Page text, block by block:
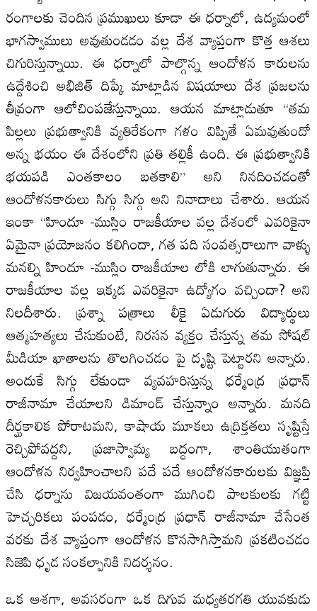
రంగాలకు చెందిన ప్రముఖులు కూడా ఈ ధర్నాలో, ఉద్యమంలో
భాగస్వాములు అవుతుండడం వల్ల దేశ వ్యాప్తంగా కొత్త ఆశలు
చిగురిస్తున్నాయి. ఈ ధర్నాలో పాల్గొన్న ఆందోళన కారులను
ఉద్దేశించి అభిజిత్ దిప్కే మాట్లాడిన విషయాలు దేశ ప్రజలను
తీవ్రంగా ఆలోచింపజేస్తున్నాయి. ఆయన మాట్లాడుతూ “తమ
పిల్లలు ప్రభుత్వానికి వ్యతిరేకంగా గళం విప్పితే ఏమవుతుందో
అన్న భయం ఈ దేశంలోని ప్రతి తల్లికీ ఉంది. ఈ ప్రభుత్వానికి
భయపడి ఎంతకాలం బతకాలి” అని నినదించడంతో
ఆందోళనకారులు సిగ్గు సిగ్గు అని నినాదాలు చేశారు. ఆయన
ఇంకా “హిందూ -ముస్లిం రాజకీయాల వల్ల దేశంలో ఎవరికైనా
ఏమైనా ప్రయోజనం కలిగిందా, గత పది సంవత్సరాలుగా వాళ్ళు
మనల్ని హిందూ -ముస్లిం రాజకీయాల లోకి లాగుతున్నారు. ఈ
రాజకీయాల వల్ల ఇక్కడ ఎవరికైనా ఉద్యోగం వచ్చిందా? అని
నిలదీశారు. ప్రశ్నా పత్రాలు లీకై ఏడుగురు విద్యార్థులు
ఆత్మహత్యలు చేసుకుంటే, నిరసన వ్యక్తం చేస్తున్న త‌మ‌ సోషల్
మీడియా ఖాతాలను తొలగించడం పై దృష్టి పెట్టారని అన్నారు.
అందుకే సిగ్గు లేకుండా వ్యవహరిస్తున్న ధర్మేంద్ర ప్రధాన్
రాజీనామా చేయాలని డిమాండ్ చేస్తున్నాం అన్నారు. మనది
దీర్ఘకాలిక పోరాటమని, కాషాయ మూకలు ఉద్రిక్తతలు సృష్టిస్తే
రెచ్చిపోవద్దని, ప్రజాస్వామ్య బద్ధంగా, శాంతియుతంగా
ఆందోళన నిర్వహించాలని పదే పదే ఆందోళనకారులకు విజ్ఞప్తి
చేసి ధర్నాను విజయవంతంగా ముగించి పాలకులకు గట్టి
హెచ్చరికలు పంపడం, ధర్మేంద్ర ప్రధాన్ రాజీనామా చేసేంత
వరకు దేశ వ్యాప్తంగా ఆందోళన కొనసాగిస్తామని ప్రకటించడం
సిజెపి ధృడ సంకల్పానికి నిదర్శనం.
ఒక ఆశగా, అవసరంగా ఒక దిగువ మధ్యతరగతి యువకుడు